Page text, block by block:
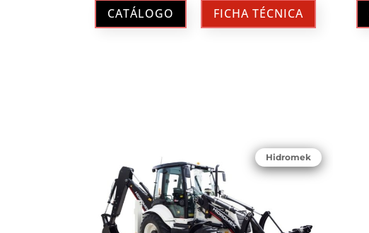
CATÁLOGO FICHA TÉCNICA
Hidromek